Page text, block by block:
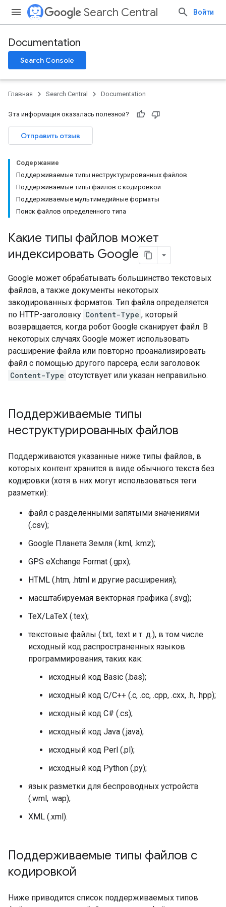
Search Central Войти
Documentation
Search Console
Главная Search Central Documentation
Эта информация оказалась полезной?
Отправить отзыв
Содержание
Поддерживаемые типы неструктурированных файлов
Поддерживаемые типы файлов с кодировкой
Поддерживаемые мультимедийные форматы
Поиск файлов определенного типа
Какие типы файлов может
индексировать Google
Google может обрабатывать большинство текстовых
файлов, а также документы некоторых
закодированных форматов. Тип файла определяется
по HTTP-заголовку Content-Type , который
возвращается, когда робот Google сканирует файл. В
некоторых случаях Google может использовать
расширение файла или повторно проанализировать
файл с помощью другого парсера, если заголовок
Content-Type отсутствует или указан неправильно.
Поддерживаемые типы
неструктурированных файлов
Поддерживаются указанные ниже типы файлов, в
которых контент хранится в виде обычного текста без
кодировки (хотя в них могут использоваться теги
разметки):
файл с разделенными запятыми значениями
(.csv);
Google Планета Земля (.kml, .kmz);
GPS eXchange Format (.gpx);
HTML (.htm, .html и другие расширения);
масштабируемая векторная графика (.svg);
TeX/LaTeX (.tex);
текстовые файлы (.txt, .text и т. д.), в том числе
исходный код распространенных языков
программирования, таких как:
исходный код Basic (.bas);
исходный код C/C++ (.c, .cc, .cpp, .cxx, .h, .hpp);
исходный код C# (.cs);
исходный код Java (.java);
исходный код Perl (.pl);
исходный код Python (.py);
язык разметки для беспроводных устройств
(.wml, .wap);
XML (.xml).
Поддерживаемые типы файлов с
кодировкой
Ниже приводится список поддерживаемых типов